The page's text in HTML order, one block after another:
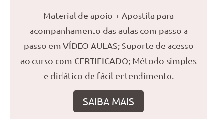
Material de apoio + Apostila para
acompanhamento das aulas com passo a
passo em VÍDEO AULAS; Suporte de acesso
ao curso com CERTIFICADO; Método simples
e didático de fácil entendimento.
SAIBA MAIS